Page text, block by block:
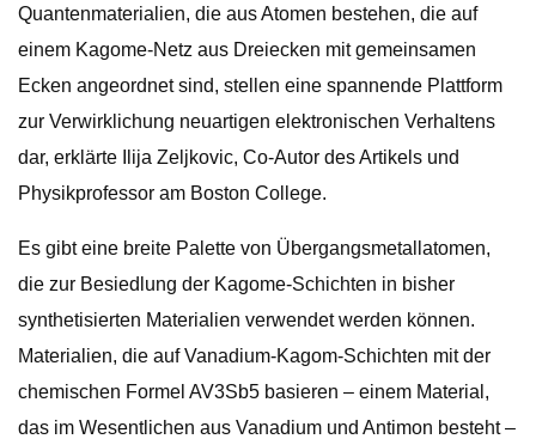
Quantenmaterialien, die aus Atomen bestehen, die auf
einem Kagome-Netz aus Dreiecken mit gemeinsamen
Ecken angeordnet sind, stellen eine spannende Plattform
zur Verwirklichung neuartigen elektronischen Verhaltens
dar, erklärte Ilija Zeljkovic, Co-Autor des Artikels und
Physikprofessor am Boston College.
Es gibt eine breite Palette von Übergangsmetallatomen,
die zur Besiedlung der Kagome-Schichten in bisher
synthetisierten Materialien verwendet werden können.
Materialien, die auf Vanadium-Kagom-Schichten mit der
chemischen Formel AV3Sb5 basieren – einem Material,
das im Wesentlichen aus Vanadium und Antimon besteht –